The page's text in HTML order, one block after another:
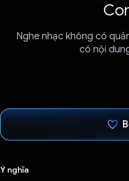
Nghe nhạc không có
có nội
Ý nghĩa